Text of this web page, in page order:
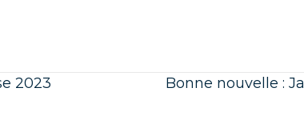
2023 Bonne nouvelle :